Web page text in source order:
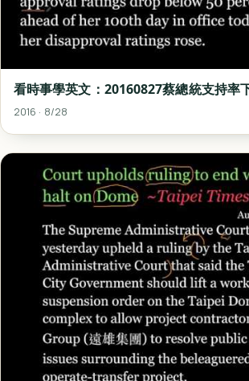
看時事學英文：20160827蔡總統支持率
2016 · 8/28